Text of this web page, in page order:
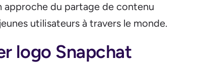
approche du partage de contenu
utilisateurs à travers le monde.
logo Snapchat